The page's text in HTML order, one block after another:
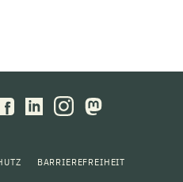
BARRIEREFREIHEIT